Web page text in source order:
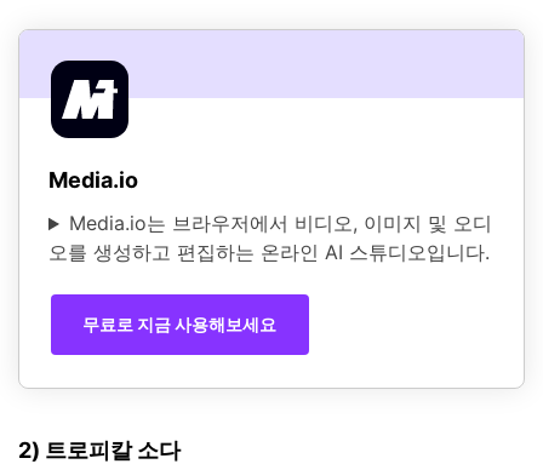
Media.io
Media.io는 브라우저에서 비디오, 이미지 및 오디
오를 생성하고 편집하는 온라인 AI 스튜디오입니다.
무료로 지금 사용해보세요
2) 트로피칼 소다